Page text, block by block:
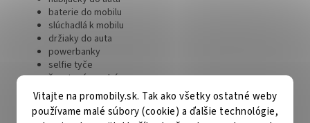
Vitajte na promobily.sk. Tak ako všetky ostatné weby
používame malé súbory (cookie) a ďalšie technológie,
baterie do mobilu
slúchadlá k mobilu
držiaky do auta
powerbanky
selfie tyče
športové puzdrá
bezdrôtové reproduktory
držiaky na bicykel
bluetooth slúchadlá